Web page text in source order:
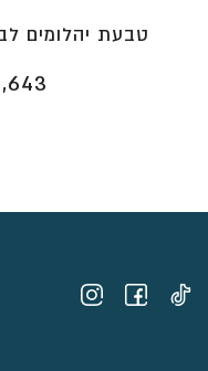
טבעת יהלומים